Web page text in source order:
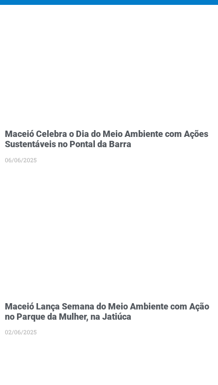
Maceió Celebra o Dia do Meio Ambiente com Ações
Sustentáveis no Pontal da Barra
06/06/2025
Maceió Lança Semana do Meio Ambiente com Ação
no Parque da Mulher, na Jatiúca
02/06/2025